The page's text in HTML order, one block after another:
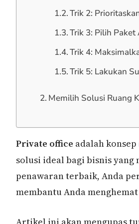
Trik 2:
Trik 3: Pilih
Trik 4:
Trik 5: Lakukan
Memilih Solusi Ruang
Private office adalah konsep
solusi ideal bagi bisnis
penawaran terbaik, Anda
membantu Anda